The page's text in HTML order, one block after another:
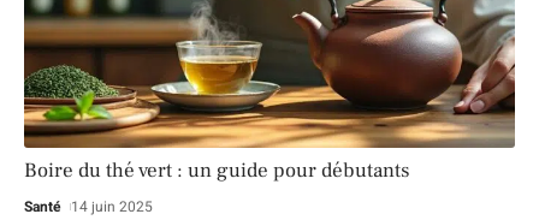
Boire du thé vert : un guide pour débutants
Santé 14 juin 2025